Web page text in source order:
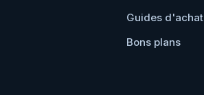
Guides d'achat
Bons plans